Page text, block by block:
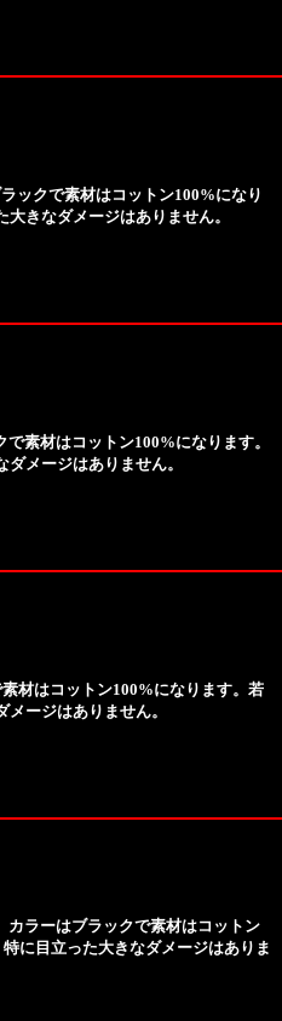
ックで素材はコットン100%になり
きなダメージはありません。
素材はコットン100%になります。
メージはありません。
材はコットン100%になります。若
ージはありません。
カラーはブラックで素材はコットン
に目立った大きなダメージはありま